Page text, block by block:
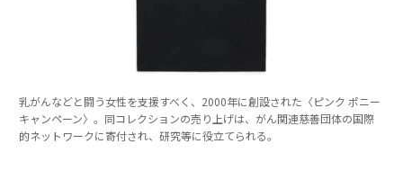
乳がんなどと闘う女性を支援すべく、2000年に創設された〈ピンク ポニー
キャンペーン〉。同コレクションの売り上げは、がん関連慈善団体の国際
的ネットワークに寄付され、研究等に役立てられる。